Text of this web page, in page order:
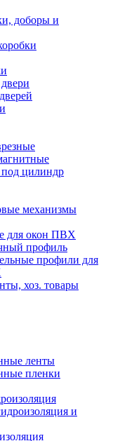
доборы и
цилиндр
механизмы
для окон ПВХ
профиль
профили для
хоз. товары
ленты
пленки
и